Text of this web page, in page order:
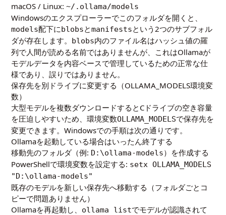
macOS / Linux:~/.ollama/models
Windowsのエクスプローラーでこのフォルダを開くと、
models配下にblobsとmanifestsという2つのサブフォル
ダが存在します。 blobs内のファイル名はハッシュ値の羅
列で人間が読める名前ではありませんが、これはOllamaが
モデルデータを内容ベースで管理しているための正常な仕
様であり、誤りではありません。
保存先を別ドライブに変更する（OLLAMA_MODELS環境変
数）
大型モデルを複数ダウンロードするとCドライブの空き容量
を圧迫しやすいため、環境変数OLLAMA_MODELSで保存先を
変更できます。Windowsでの手順は次の通りです。
Ollamaを起動している場合はいったん終了する
移動先のフォルダ（例: D:\ollama-models）を作成する
PowerShellで環境変数を設定する: setx OLLAMA_MODELS
"D:\ollama-models"
既存のモデルを新しい保存先へ移動する（フォルダごとコ
ピーで問題ありません）
Ollamaを再起動し、 ollama listでモデルが認識されて